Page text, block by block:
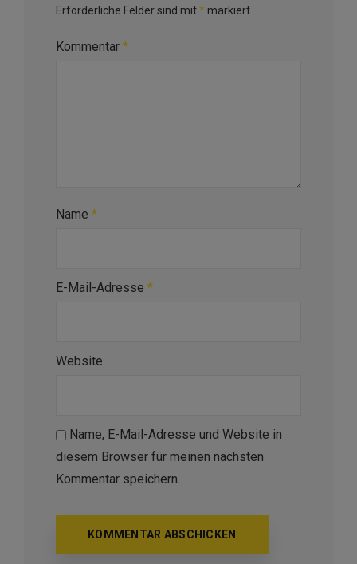
Erforderliche Felder sind mit* markiert
Kommentar *
Name *
E-Mail-Adresse *
Website
Name, E-Mail-Adresse und Website in
diesem Browser für meinen nächsten
Kommentar speichern.